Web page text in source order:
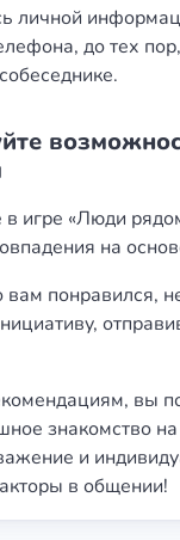
личной
до тех
в игре «Люди
на
вам понравился,
вы
знакомство
и
в общении!